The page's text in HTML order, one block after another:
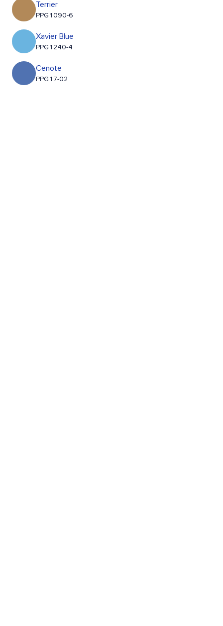
Terrier
PPG1090-6
Xavier Blue
PPG1240-4
Cenote
PPG17-02